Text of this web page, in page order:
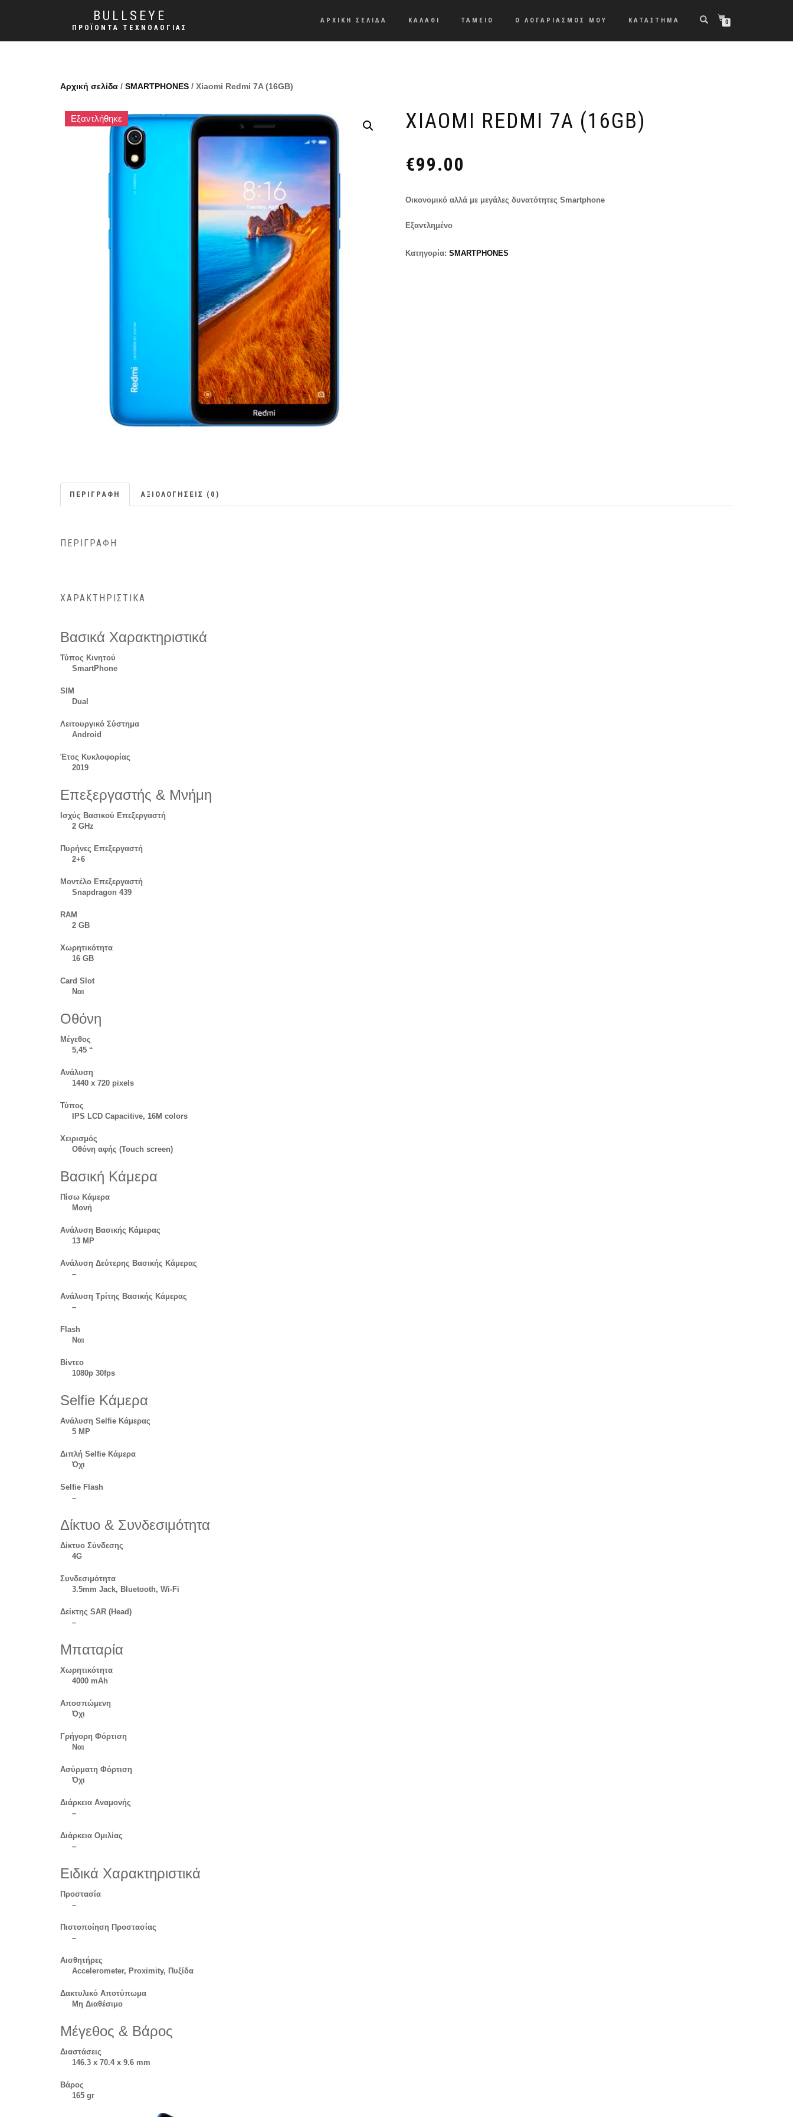
BULLSEYE
ΠΡΟΪΌΝΤΑ ΤΕΧΝΟΛΟΓΊΑΣ
ΑΡΧΙΚΗ ΣΕΛΙΔΑ ΚΑΛΑΘΙ ΤΑΜΕΙΟ Ο ΛΟΓΑΡΙΑΣΜΟΣ ΜΟΥ ΚΑΤΑΣΤΗΜΑ 0
Αρχική σελίδα / SMARTPHONES / Xiaomi Redmi 7A (16GB)
Εξαντλήθηκε XIAOMI REDMI 7A (16GB)
€99.00
Οικονομικό αλλά με μεγάλες δυνατότητες Smartphone
Εξαντλημένο
Κατηγορία: SMARTPHONES
ΠΕΡΙΓΡΑΦΉ ΑΞΙΟΛΟΓΉΣΕΙΣ (0)
ΠΕΡΙΓΡΑΦΉ
ΧΑΡΑΚΤΗΡΙΣΤΙΚΆ
Βασικά Χαρακτηριστικά
Τύπος Κινητού
SmartPhone
SIM
Dual
Λειτουργικό Σύστημα
Android
Έτος Κυκλοφορίας
2019
Επεξεργαστής & Μνήμη
Ισχύς Βασικού Επεξεργαστή
2 GHz
Πυρήνες Επεξεργαστή
2+6
Μοντέλο Επεξεργαστή
Snapdragon 439
RAM
2 GB
Χωρητικότητα
16 GB
Card Slot
Ναι
Οθόνη
Μέγεθος
5,45 “
Ανάλυση
1440 x 720 pixels
Τύπος
IPS LCD Capacitive, 16M colors
Χειρισμός
Οθόνη αφής (Touch screen)
Βασική Κάμερα
Πίσω Κάμερα
Μονή
Ανάλυση Βασικής Κάμερας
13 MP
Ανάλυση Δεύτερης Βασικής Κάμερας
–
Ανάλυση Τρίτης Βασικής Κάμερας
–
Flash
Ναι
Βίντεο
1080p 30fps
Selfie Κάμερα
Ανάλυση Selfie Κάμερας
5 MP
Διπλή Selfie Κάμερα
Όχι
Selfie Flash
–
Δίκτυο & Συνδεσιμότητα
Δίκτυο Σύνδεσης
4G
Συνδεσιμότητα
3.5mm Jack, Bluetooth, Wi-Fi
Δείκτης SAR (Head)
–
Μπαταρία
Χωρητικότητα
4000 mAh
Αποσπώμενη
Όχι
Γρήγορη Φόρτιση
Ναι
Ασύρματη Φόρτιση
Όχι
Διάρκεια Αναμονής
–
Διάρκεια Ομιλίας
–
Ειδικά Χαρακτηριστικά
Προστασία
–
Πιστοποίηση Προστασίας
–
Αισθητήρες
Accelerometer, Proximity, Πυξίδα
Δακτυλικό Αποτύπωμα
Μη Διαθέσιμο
Μέγεθος & Βάρος
Διαστάσεις
146.3 x 70.4 x 9.6 mm
Βάρος
165 gr